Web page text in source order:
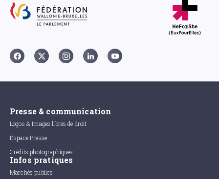
Presse & communication
Logos & Images libres de droit
Espace Presse
Crédits photographiques
Infos pratiques
Marchés publics